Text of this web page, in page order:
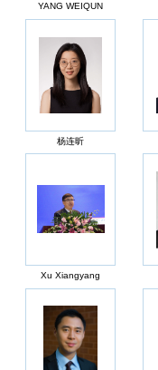
YANG WEIQUN
杨连昕
Xu Xiangyang